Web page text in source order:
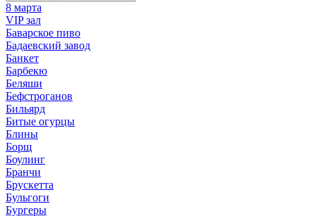
8 марта
VIP зал
Баварское пиво
Бадаевский завод
Банкет
Барбекю
Беляши
Бефстроганов
Бильярд
Битые огурцы
Блины
Борщ
Боулинг
Бранчи
Брускетта
Бульгоги
Бургеры